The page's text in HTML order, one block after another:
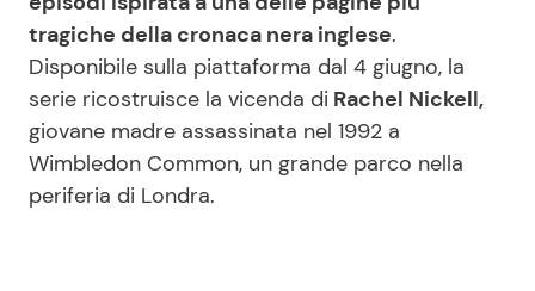
Salute
Viaggi e Turismo
Festività
Ricette Facili e Veloci
Ricette Feste
Ricette per Bambini
tragiche della cronaca nera inglese.
Disponibile sulla piattaforma dal 4 giugno, la
serie ricostruisce la vicenda di Rachel Nickell,
giovane madre assassinata nel 1992 a
Wimbledon Common, un grande parco nella
periferia di Londra.